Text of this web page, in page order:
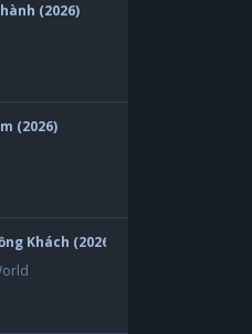
(2026)
(2026)
Khách (2026)